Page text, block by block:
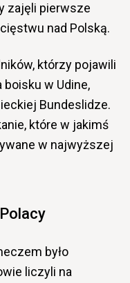
zajęli pierwsze
nad Polską.
którzy pojawili
w Udine,
Bundeslidze.
które w jakimś
w najwyższej
było
liczyli na